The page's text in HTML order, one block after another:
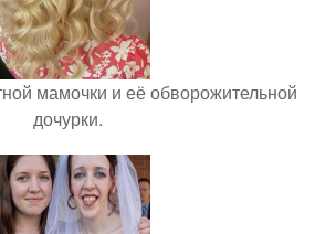
мамочки и её обворожительной
дочурки.